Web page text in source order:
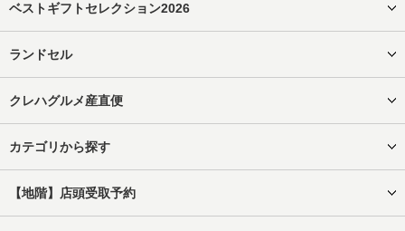
ベストギフトセレクション2026
ランドセル
クレハグルメ産直便
カテゴリから探す
【地階】店頭受取予約